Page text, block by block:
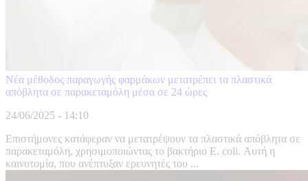
Νέα μέθοδος παραγωγής φαρμάκων μετατρέπει τα πλαστικά
απόβλητα σε παρακεταμόλη μέσα σε 24 ώρες
24/06/2025 - 14:10
Επιστήμονες κατάφεραν να μετατρέψουν τα πλαστικά απόβλητα σε
παρακεταμόλη, χρησιμοποιώντας το βακτήριο E. coli. Αυτή η
καινοτομία, που ανέπτυξαν ερευνητές του ...